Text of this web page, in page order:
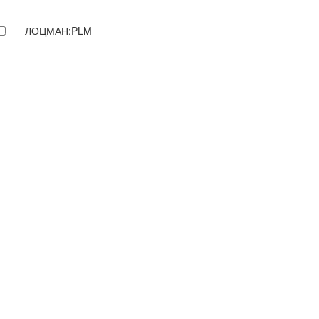
ЛОЦМАН:PLM